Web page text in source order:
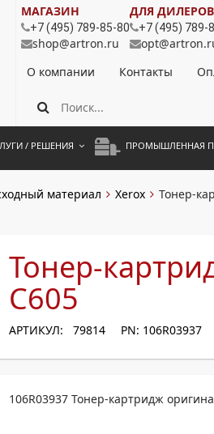
МАГАЗИН
+7 (495) 789-85-80
shop@artron.ru
ДЛЯ ДИЛЕРОВ
+7 (495) 789-
О компании
Контакты
/ РЕШЕНИЯ
ОБОРУДОВАНИЯ
ПРОМЫШЛЕННАЯ
материал Xerox Тонер-
Тонер-
C605
АРТИКУЛ: 79814 PN: 106R03937
106R03937 Тонер-картридж